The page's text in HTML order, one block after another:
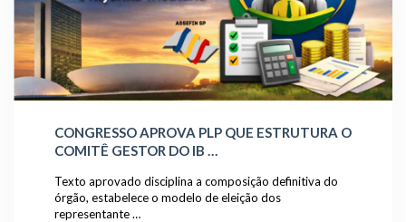
CONGRESSO APROVA PLP QUE ESTRUTURA O
COMITÊ GESTOR DO IB …
Texto aprovado disciplina a composição definitiva do
órgão, estabelece o modelo de eleição dos
representante …